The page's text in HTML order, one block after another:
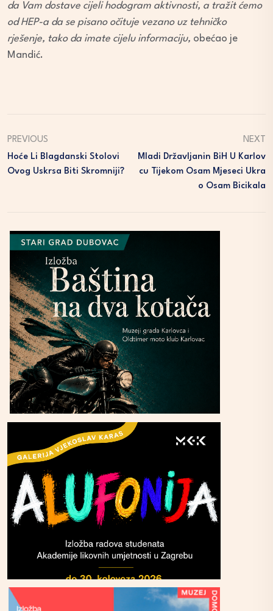
da Vam dostave cijeli hodogram aktivnosti, a tražit ćemo
od HEP-a da se pisano očituje vezano uz tehničko
rješenje, tako da imate cijelu informaciju, obećao je
Mandić.
PREVIOUS
Hoće Li Blagdanski Stolovi
Ovog Uskrsa Biti Skromniji?
NEXT
Mladi Državljanin BiH U Karlov
Cu Tijekom Osam Mjeseci Ukra
O Osam Bicikala